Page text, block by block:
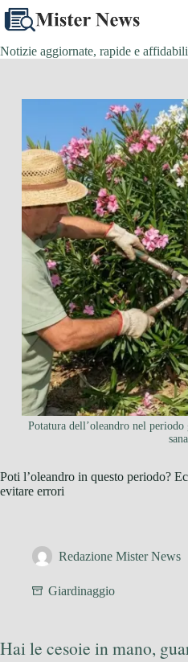
Salta
contenuto
Notizie aggiornate, rapide e
Potatura dell’oleandro nel
Poti l’oleandro in questo periodo?
evitare errori
Redazione Mister News
Giardinaggio
Hai le cesoie in mano,